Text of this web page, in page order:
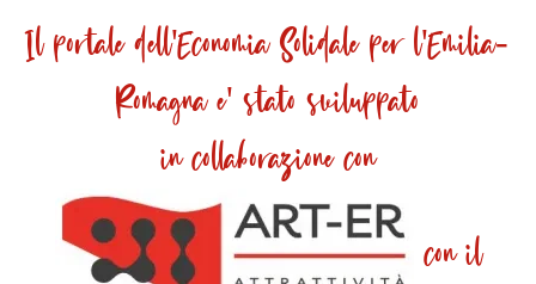
Il portale dell'Economia Solidale per l'Emilia-
Romagna e' stato sviluppato
in collaborazione con
con il